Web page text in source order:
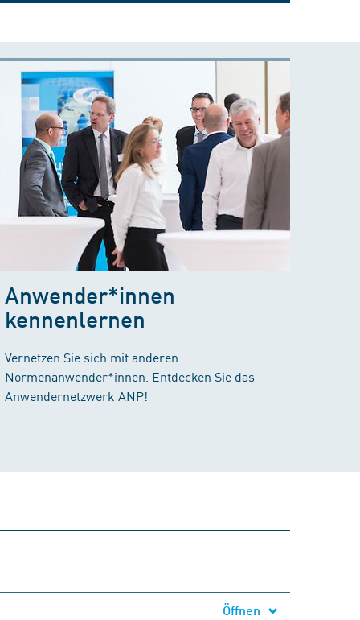
Anwender*innen
kennenlernen
Vernetzen Sie sich mit anderen
Normenanwender*innen. Entdecken Sie das
Anwendernetzwerk ANP!
Öffnen